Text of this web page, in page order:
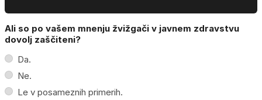
Ali so po vašem mnenju žvižgači v javnem zdravstvu
dovolj zaščiteni?
Da.
Ne.
Le v posameznih primerih.